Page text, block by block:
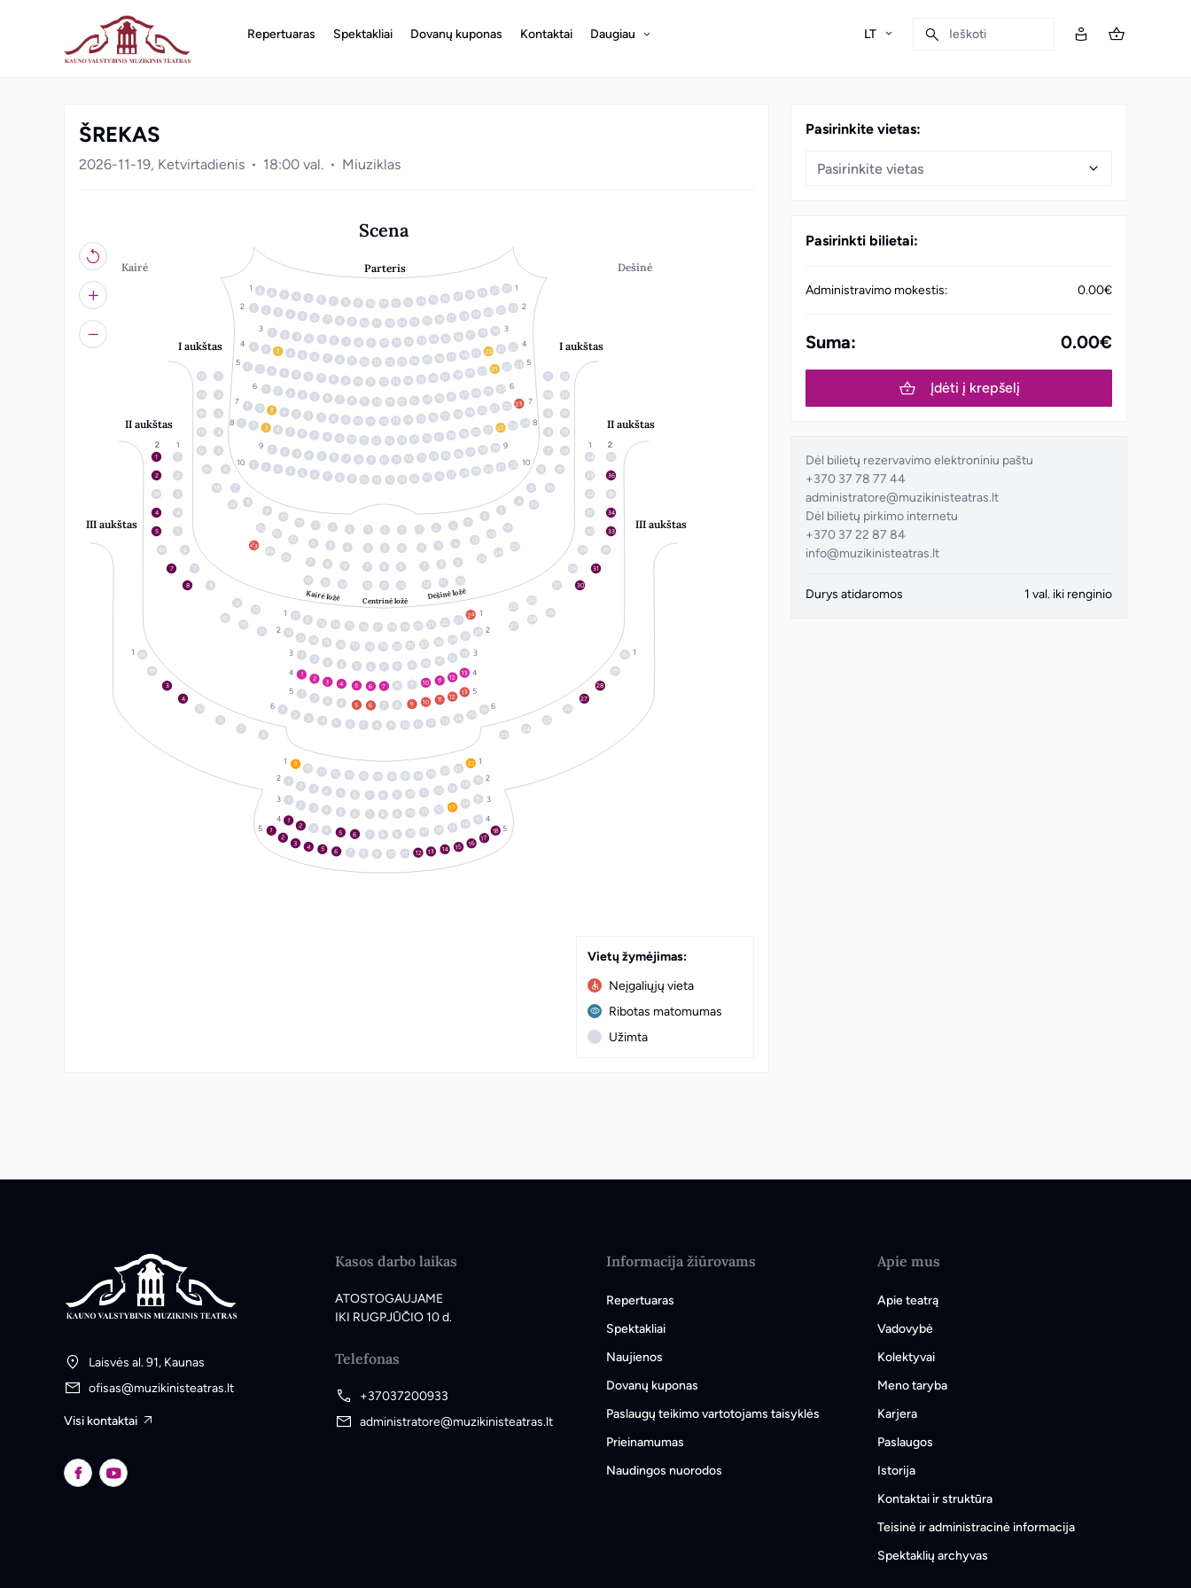
Repertuaras Spektakliai Dovanų kuponas Kontaktai Daugiau LT
ŠREKAS
2026-11-19, Ketvirtadienis 18:00 val. Miuziklas
3 4 5 6 7 8 9 10 11 12 13 14 15 16 17 18 19 20 21
1 2 3 4 5 6 7 8 9 10 11 12 13 14 15 16 17 18 19 20 21 22
1 2 3 4 5 6 7 8 9 10 11 12 13 14 15 16 17 18 19
1 2 3 4 5 6 7 8 9 10 11 12 13 14 15 16 17 18 19 20 21 22
1 2 3 4 5 6 7 8 9 10 11 12 13 14 15 16 17 18 19 20 21 22 23
1 2 3 4 5 6 7 8 9 10 11 12 13 14 15 16 17 18 19 20
1 2 3 4 5 6 7 8 9 10 11 12 13 14 15 16 17 18 19 20 21 22 23
1 2 3 4 5 6 7 8 9 10 11 12 13 14 15 16 17 18 19 20 21 22 23 24
1 2 3 4 5 6 7 8 9 10 11 12 13 14 15 16 17 18 19
1 2 3 4 5 6 7 8 9 10 11 12 13 14 15 16 17 18 19 20 21 22
1
2
3
4
5
6
7
8
9
10
11
12
13
15
16
18
19
20
21
22
23
24
25
1 2 3
4
5
6
7 8 9
10
12
1 2 3
4
5
6
7 8 9
10
12
1 2 3
4
5
6
7 8 9
10
11
12
1
2
3
4
5
6
7
8
9
10
11
12
13
14
15
16
18
19
21
22
23
24
25
1
2
3
4
5
6
7
8
9
10
11 12 13 14 15 16 17 18 19 20 21 22 23
24
25
26
27
28
29
30
31
32
33
34
1
2
4
5
7
8
10
11
12
13 14 15 16 17 18 19 20 21 22 23 24 25 26
27
28
30
31
33
34
36
37
2 3 4 5 6 7 8 9 10 11 12
13
1
2 3 4 5 6 7 8 9 10 11 12
13
2 3 4 5 6 7 8 9 10 11 12
13
1
2 3 4 5 6 7 8 9 10 11 12 13 14 15
16
3
4
5
6
7
8
9
10
12 13 18 19 20 21
22
23
24
25
26
27
28
1
2 3 4 5 6 8 9 10 11 12 13 14 15
1
2 3 4 5 6 8 9 10 11 12 13 14 15
1
2 3 4 5 6 8 9 10 11 12 13 14 15
1
2
3 4 5 6 7 8 9 10 11 12 13 14 15 16
17
18
Scena
I aukštas
I aukštas
Parteris
Kairė Dešinė
II aukštas
II aukštas
III aukštas
III aukštas
Centrinė ložė Dešinė ložė
Kairė ložė
Vietų žymėjimas:
Neįgaliųjų vieta
Ribotas matomumas
Užimta
Pasirinkite vietas:
Pasirinkite vietas
Pasirinkti bilietai:
Administravimo mokestis: 0.00€
Suma: 0.00€
Įdėti į krepšelį
Dėl bilietų rezervavimo elektroniniu paštu
+370 37 78 77 44
administratore@muzikinisteatras.lt
Dėl bilietų pirkimo internetu
+370 37 22 87 84
info@muzikinisteatras.lt
Durys atidaromos 1 val. iki renginio
Laisvės al. 91, Kaunas
ofisas@muzikinisteatras.lt
Visi kontaktai
Kasos darbo laikas
ATOSTOGAUJAME
IKI RUGPJŪČIO 10 d.
Telefonas
+37037200933
administratore@muzikinisteatras.lt
Informacija žiūrovams
Repertuaras
Spektakliai
Naujienos
Dovanų kuponas
Paslaugų teikimo vartotojams taisyklės
Prieinamumas
Naudingos nuorodos
Apie mus
Apie teatrą
Vadovybė
Kolektyvai
Meno taryba
Karjera
Paslaugos
Istorija
Kontaktai ir struktūra
Teisinė ir administracinė informacija
Spektaklių archyvas